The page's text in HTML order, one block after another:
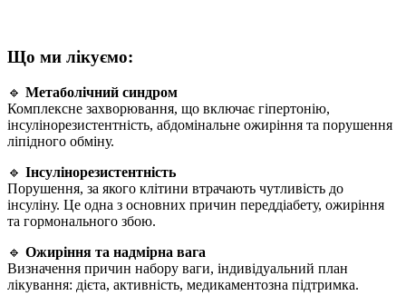
Що ми лікуємо:
🔹 Метаболічний синдром
Комплексне захворювання, що включає гіпертонію,
інсулінорезистентність, абдомінальне ожиріння та порушення
ліпідного обміну.
🔹 Інсулінорезистентність
Порушення, за якого клітини втрачають чутливість до
інсуліну. Це одна з основних причин переддіабету, ожиріння
та гормонального збою.
🔹 Ожиріння та надмірна вага
Визначення причин набору ваги, індивідуальний план
лікування: дієта, активність, медикаментозна підтримка.